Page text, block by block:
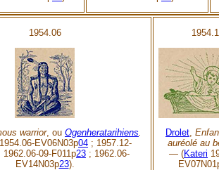
1954.06
warrior, ou Ogenheratarihiens
1954.06-EV06N03p04 ; 1957.12-
1962.06-09-F011p23 ; 1962.06-
EV14N03p23).
Drolet
auréolé au
— (Kateri